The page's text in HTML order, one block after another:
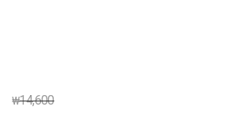
₩14,600